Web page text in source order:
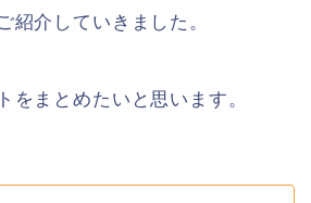
紹介していきました。
をまとめたいと思います。